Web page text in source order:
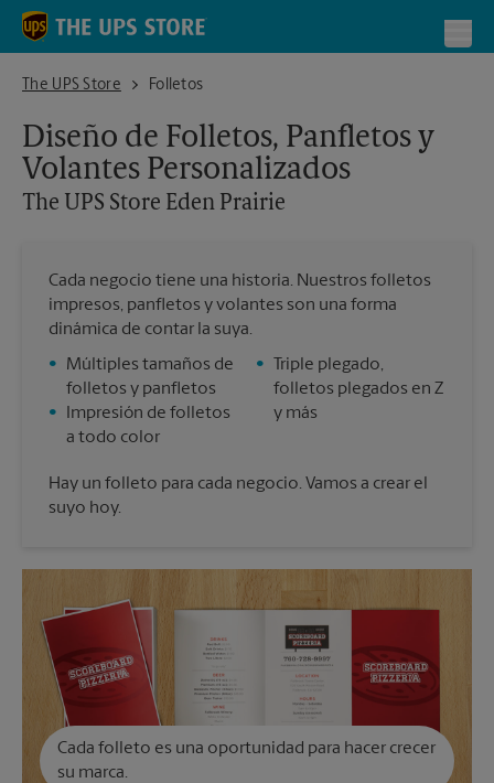
Skip to content
Return to Nav
The UPS Store
The UPS Store Eden Prairie
Folletos
Diseño de Folletos, Panfletos y
Volantes Personalizados
The UPS Store Eden Prairie
Cada negocio tiene una historia. Nuestros folletos
impresos, panfletos y volantes son una forma
dinámica de contar la suya.
•
Múltiples tamaños de
folletos y panfletos
•
Impresión de folletos
a todo color
•
Triple plegado,
folletos plegados en Z
y más
Hay un folleto para cada negocio. Vamos a crear el
suyo hoy.
Cada folleto es una oportunidad para hacer crecer
su marca.